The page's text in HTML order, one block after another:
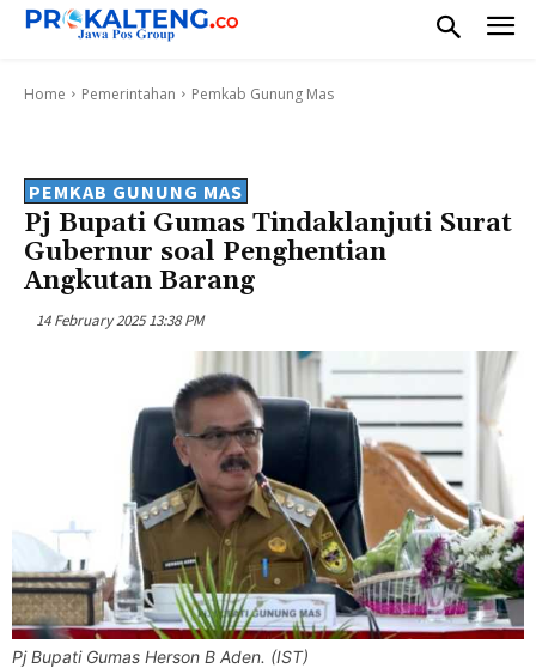
Home Pemerintahan Pemkab Gunung Mas
PEMKAB GUNUNG MAS
Pj Bupati Gumas Tindaklanjuti Surat
Gubernur soal Penghentian
Angkutan Barang
14 February 2025 13:38 PM
Pj Bupati Gumas Herson B Aden. (IST)